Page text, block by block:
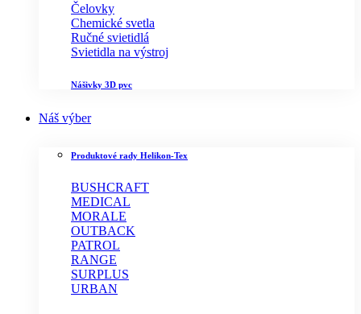
Čelovky
Chemické svetla
Ručné svietidlá
Svietidla na výstroj
Nášivky 3D pvc
Náš výber
Produktové rady Helikon-Tex
BUSHCRAFT
MEDICAL
MORALE
OUTBACK
PATROL
RANGE
SURPLUS
URBAN